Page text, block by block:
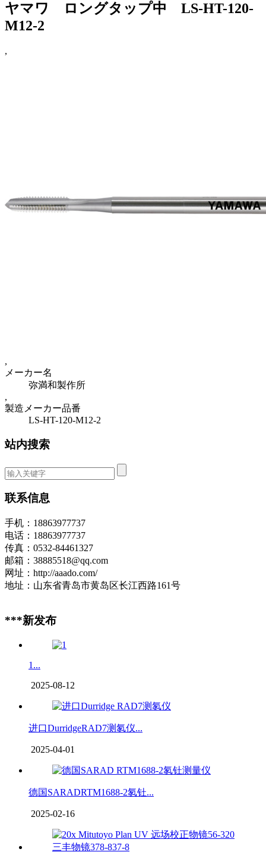
ヤマワ ロングタップ中 LS-HT-120-
M12-2
,
,
メーカー名
弥満和製作所
,
製造メーカー品番
LS-HT-120-M12-2
站内搜索
联系信息
手机：18863977737
电话：18863977737
传真：0532-84461327
邮箱：38885518@qq.com
网址：http://aaado.com/
地址：山东省青岛市黄岛区长江西路161号
***新发布
1...
2025-08-12
进口DurridgeRAD7测氡仪...
2025-04-01
德国SARADRTM1688-2氡钍...
2025-02-16